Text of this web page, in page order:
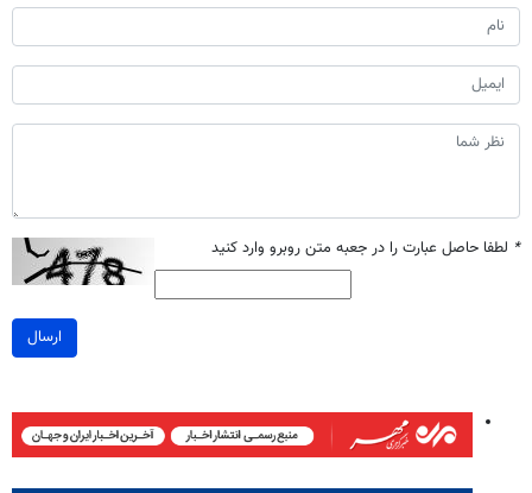
* لطفا حاصل عبارت را در جعبه متن روبرو وارد کنید
ارسال